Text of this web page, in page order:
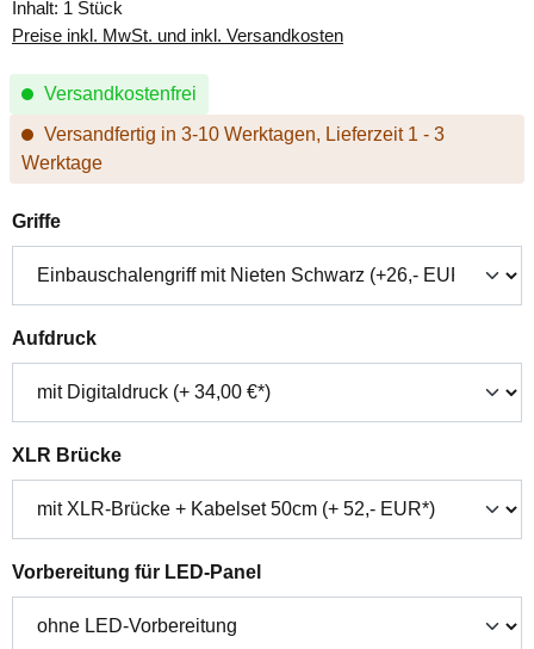
Inhalt: 1 Stück
Preise inkl. MwSt. und inkl. Versandkosten
Versandkostenfrei
Versandfertig in 3-10 Werktagen, Lieferzeit 1 - 3
Werktage
Griffeauswählen
Aufdruckauswählen
XLR Brückeauswählen
Vorbereitung für LED-Panelauswählen